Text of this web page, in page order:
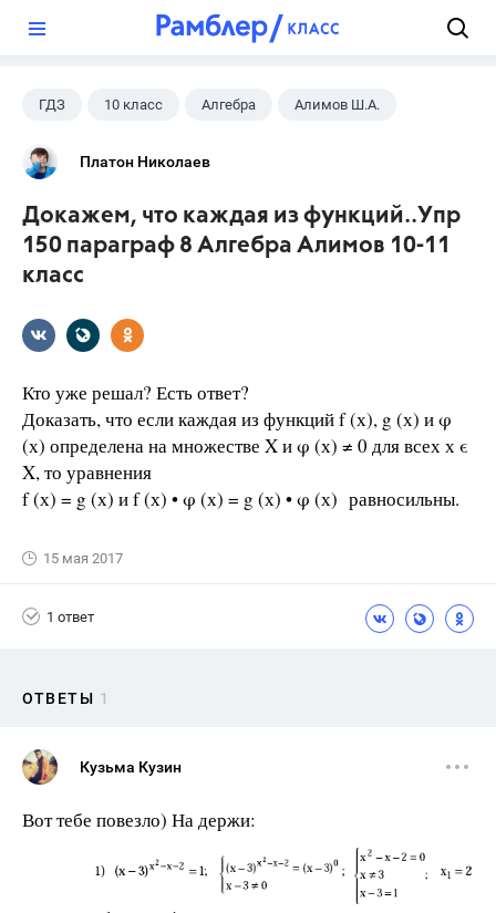
ГДЗ 10 класс Алгебра Алимов Ш.А.
Платон Николаев
Докажем, что каждая из функций..Упр
150 параграф 8 Алгебра Алимов 10-11
класс
Кто уже решал? Есть ответ?
Доказать, что если каждая из функций f (х), g (х) и φ
(х) определена на множестве X и φ (х) ≠ 0 для всех х ϵ
X, то уравнения
f (х) = g (х) и f (х) • φ (х) = g (х) • φ (х) равносильны.
15 мая 2017
1 ответ
ОТВЕТЫ 1
Кузьма Кузин
Вот тебе повезло) На держи: